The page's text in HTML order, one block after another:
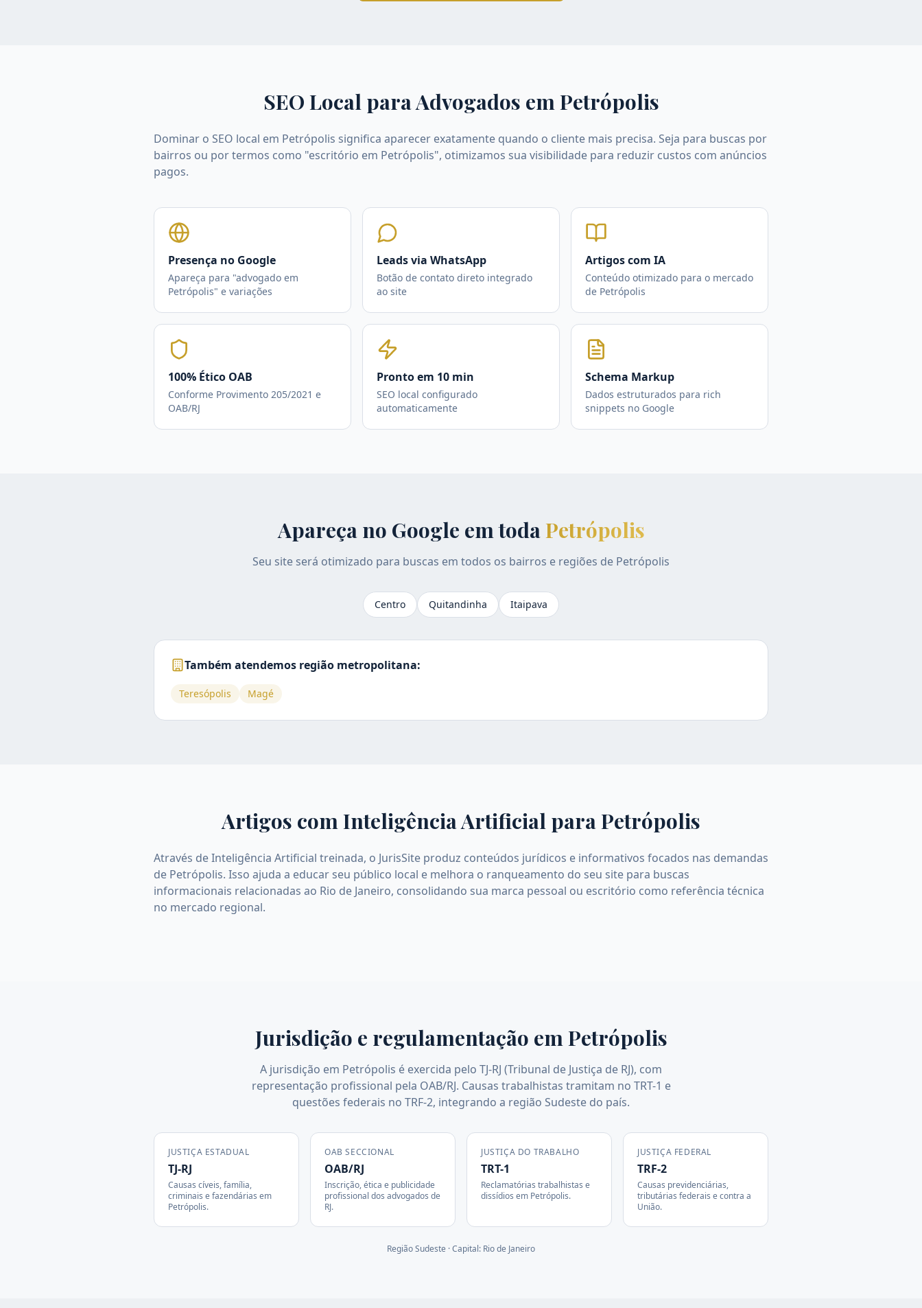
SEO Local para Advogados emPetrópolis
Dominar o SEO local em Petrópolis significa aparecer exatamente quando o cliente mais precisa. Seja para buscas por
bairros ou por termos como "escritório em Petrópolis", otimizamos sua visibilidade para reduzir custos com anúncios
pagos.
Presença no Google
Apareça para "advogado em
Petrópolis" e variações
Leads via WhatsApp
Botão de contato direto integrado
ao site
Artigos com IA
Conteúdo otimizado para o mercado
de Petrópolis
100% Ético OAB
Conforme Provimento 205/2021 e
OAB/RJ
Pronto em 10 min
SEO local configurado
automaticamente
Schema Markup
Dados estruturados para rich
snippets no Google
Apareça no Google em todaPetrópolis
Seu site será otimizado para buscas em todos os bairros e regiões de Petrópolis
Centro Quitandinha Itaipava
Também atendemos região metropolitana:
Teresópolis Magé
Artigos com Inteligência Artificial paraPetrópolis
Através de Inteligência Artificial treinada, o JurisSite produz conteúdos jurídicos e informativos focados nas demandas
de Petrópolis. Isso ajuda a educar seu público local e melhora o ranqueamento do seu site para buscas
informacionais relacionadas ao Rio de Janeiro, consolidando sua marca pessoal ou escritório como referência técnica
no mercado regional.
Jurisdição e regulamentação emPetrópolis
A jurisdição em Petrópolis é exercida pelo TJ-RJ (Tribunal de Justiça de RJ), com
representação profissional pela OAB/RJ. Causas trabalhistas tramitam no TRT-1 e
questões federais no TRF-2, integrando a região Sudeste do país.
JUSTIÇA ESTADUAL
TJ-RJ
Causas cíveis, família,
criminais e fazendárias em
Petrópolis.
OAB SECCIONAL
OAB/RJ
Inscrição, ética e publicidade
profissional dos advogados de
RJ.
JUSTIÇA DO TRABALHO
TRT-1
Reclamatórias trabalhistas e
dissídios em Petrópolis.
JUSTIÇA FEDERAL
TRF-2
Causas previdenciárias,
tributárias federais e contra a
União.
RegiãoSudeste · Capital: Rio de Janeiro